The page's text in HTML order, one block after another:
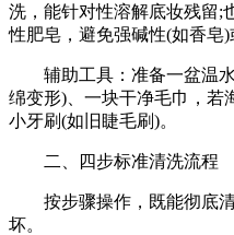
VIP会员 CCTV奥林匹
财经 教育 乡村振兴
大国智造 大国展会
洗，能针对性溶解底妆残留;
性肥皂，避免强碱性(如香皂)
辅助工具：准备一盆温
绵变形)、一块干净毛巾，若
小牙刷(如旧睫毛刷)。
二、四步标准清洗流程
按步骤操作，既能彻底
坏。